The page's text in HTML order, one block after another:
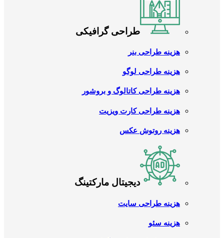
طراحی گرافیکی
هزینه طراحی بنر
هزینه طراحی لوگو
هزینه طراحی کاتالوگ و بروشور
هزینه طراحی کارت ویزیت
هزینه روتوش عکس
دیجیتال مارکتینگ
هزینه طراحی سایت
هزینه سئو